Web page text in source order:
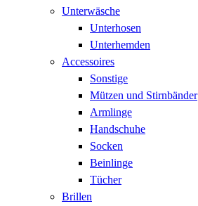
Unterwäsche
Unterhosen
Unterhemden
Accessoires
Sonstige
Mützen und Stirnbänder
Armlinge
Handschuhe
Socken
Beinlinge
Tücher
Brillen